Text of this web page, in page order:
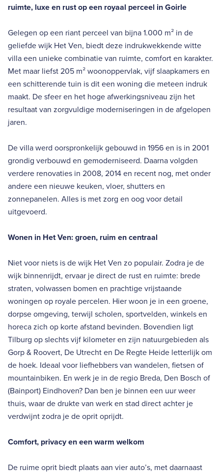
ruimte, luxe en rust op een royaal perceel in Goirle
Gelegen op een riant perceel van bijna 1.000 m² in de
geliefde wijk Het Ven, biedt deze indrukwekkende witte
villa een unieke combinatie van ruimte, comfort en karakter.
Met maar liefst 205 m² woonoppervlak, vijf slaapkamers en
een schitterende tuin is dit een woning die meteen indruk
maakt. De sfeer en het hoge afwerkingsniveau zijn het
resultaat van zorgvuldige moderniseringen in de afgelopen
jaren.
De villa werd oorspronkelijk gebouwd in 1956 en is in 2001
grondig verbouwd en gemoderniseerd. Daarna volgden
verdere renovaties in 2008, 2014 en recent nog, met onder
andere een nieuwe keuken, vloer, shutters en
zonnepanelen. Alles is met zorg en oog voor detail
uitgevoerd.
Wonen in Het Ven: groen, ruim en centraal
Niet voor niets is de wijk Het Ven zo populair. Zodra je de
wijk binnenrijdt, ervaar je direct de rust en ruimte: brede
straten, volwassen bomen en prachtige vrijstaande
woningen op royale percelen. Hier woon je in een groene,
dorpse omgeving, terwijl scholen, sportvelden, winkels en
horeca zich op korte afstand bevinden. Bovendien ligt
Tilburg op slechts vijf kilometer en zijn natuurgebieden als
Gorp & Roovert, De Utrecht en De Regte Heide letterlijk om
de hoek. Ideaal voor liefhebbers van wandelen, fietsen of
mountainbiken. En werk je in de regio Breda, Den Bosch of
(Bainport) Eindhoven? Dan ben je binnen een uur weer
thuis, waar de drukte van werk en stad direct achter je
verdwijnt zodra je de oprit oprijdt.
Comfort, privacy en een warm welkom
De ruime oprit biedt plaats aan vier auto’s, met daarnaast